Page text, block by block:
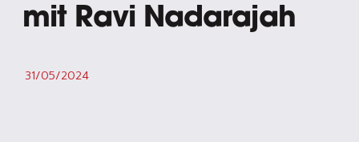
mit Ravi Nadarajah
31/05/2024